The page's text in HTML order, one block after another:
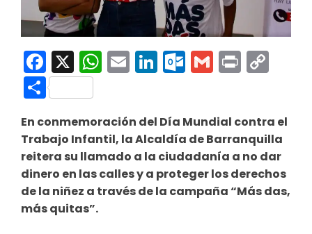
Facebook
X WhatsApp
EmailLinkedInGmail
Print
Compartir
En conmemoración del Día Mundial contra el
Trabajo Infantil, la Alcaldía de Barranquilla
reitera su llamado a la ciudadanía a no dar
dinero en las calles y a proteger los derechos
de la niñez a través de la campaña “Más das,
más quitas”.